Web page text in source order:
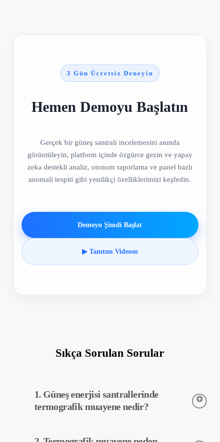
3 Gün Ücretsiz Deneyin
Hemen Demoyu Başlatın
Gerçek bir güneş santrali incelemesini anında
görüntüleyin, platform içinde özgürce gezin ve yapay
zeka destekli analiz, otonom raporlama ve panel bazlı
anomali tespiti gibi yenilikçi özelliklerimizi keşfedin.
Demoyu Şimdi Başlat
▶ Tanıtım Videosu
Sıkça Sorulan Sorular
1. Güneş enerjisi santrallerinde
termografik muayene nedir?